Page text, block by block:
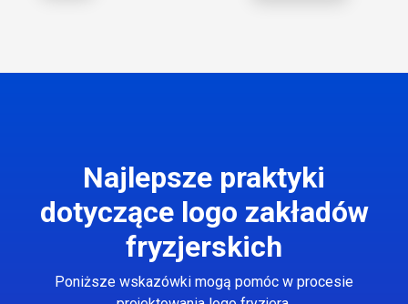
Najlepsze praktyki
dotyczące logo zakładów
fryzjerskich
Poniższe wskazówki mogą pomóc w procesie